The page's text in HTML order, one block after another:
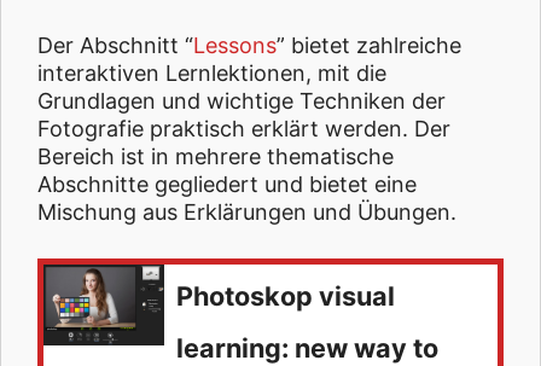
Der Abschnitt “Lessons” bietet zahlreiche
interaktiven Lernlektionen, mit die
Grundlagen und wichtige Techniken der
Fotografie praktisch erklärt werden. Der
Bereich ist in mehrere thematische
Abschnitte gegliedert und bietet eine
Mischung aus Erklärungen und Übungen.
Photoskop visual
learning: new way to